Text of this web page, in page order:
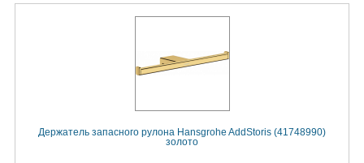
Держатель запасного рулона Hansgrohe AddStoris (41748990)
золото